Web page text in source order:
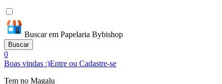
Buscar em Papelaria Bybishop
Buscar
0
Boas vindas :)Entre ou Cadastre-se
Tem no Magalu